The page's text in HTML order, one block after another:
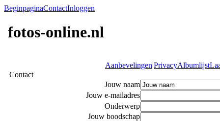
BeginpaginaContactInloggen
fotos-online.nl
Aanbevelingen|PrivacyAlbumlijst
Contact
Jouw naam
Jouw e-mailadres
Onderwerp
Jouw boodschap